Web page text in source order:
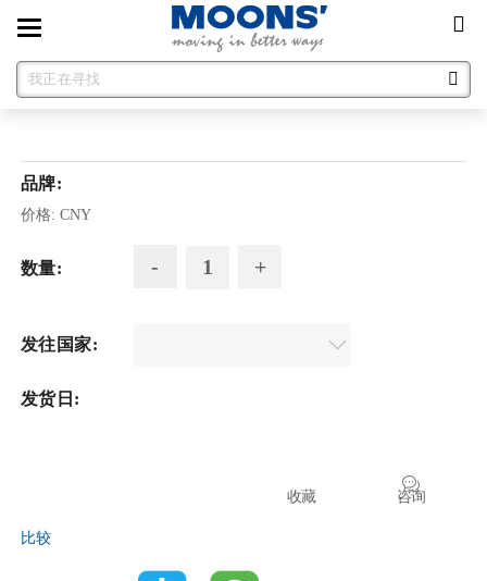
Toggle
navigation
品牌:
价格: CNY
数量:
发往国家:
发货日:
咨询
收藏
比较